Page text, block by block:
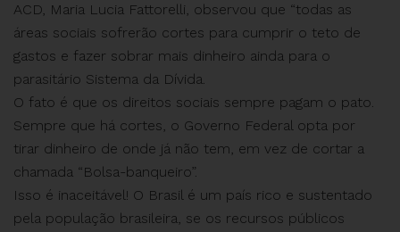
ACD, Maria Lucia Fattorelli, observou que “todas as
áreas sociais sofrerão cortes para cumprir o teto de
gastos e fazer sobrar mais dinheiro ainda para o
parasitário Sistema da Dívida.
O fato é que os direitos sociais sempre pagam o pato.
Sempre que há cortes, o Governo Federal opta por
tirar dinheiro de onde já não tem, em vez de cortar a
chamada “Bolsa-banqueiro”.
Isso é inaceitável! O Brasil é um país rico e sustentado
pela população brasileira, se os recursos públicos